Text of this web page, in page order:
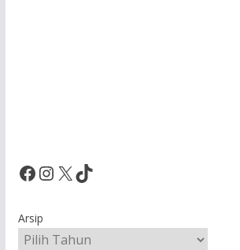
Facebook InstagramX TikTok
Arsip